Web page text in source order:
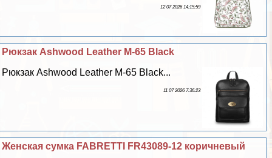
12 07 2026 14:15:59
Рюкзак Ashwood Leather M-65 Black
Рюкзак Ashwood Leather M-65 Black...
11 07 2026 7:36:23
Женская сумка FABRETTI FR43089-12 коричневый